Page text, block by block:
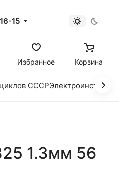
15
Избранное Корзина
СССР
1.3мм 56